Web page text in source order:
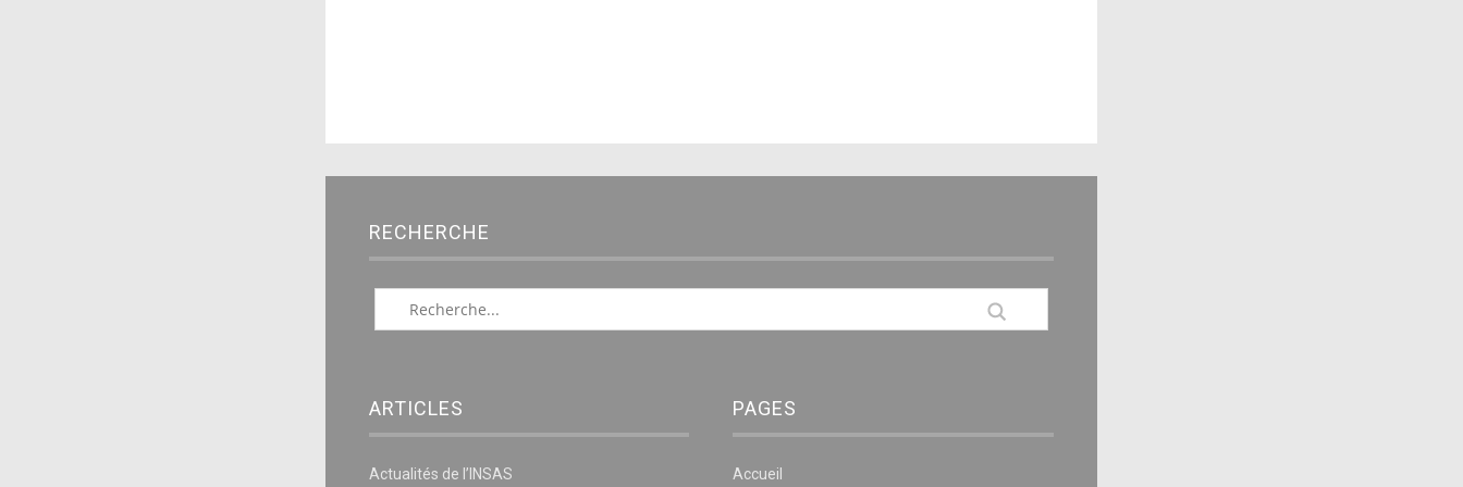
RECHERCHE
ARTICLES
Actualités de l’INSAS
PAGES
Accueil